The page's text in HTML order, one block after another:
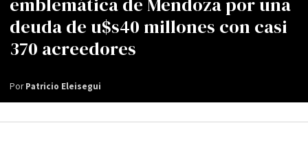
deuda de u$s40 millones con casi
370 acreedores
PorPatricio Eleisegui